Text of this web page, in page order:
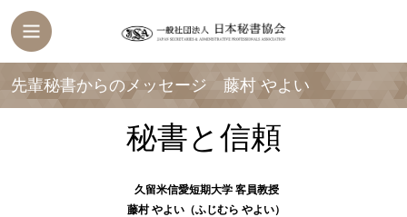
先輩秘書からのメッセージ 藤村 やよい
秘書と信頼
久留米信愛短期大学 客員教授
藤村 やよい （ふじむら やよい）